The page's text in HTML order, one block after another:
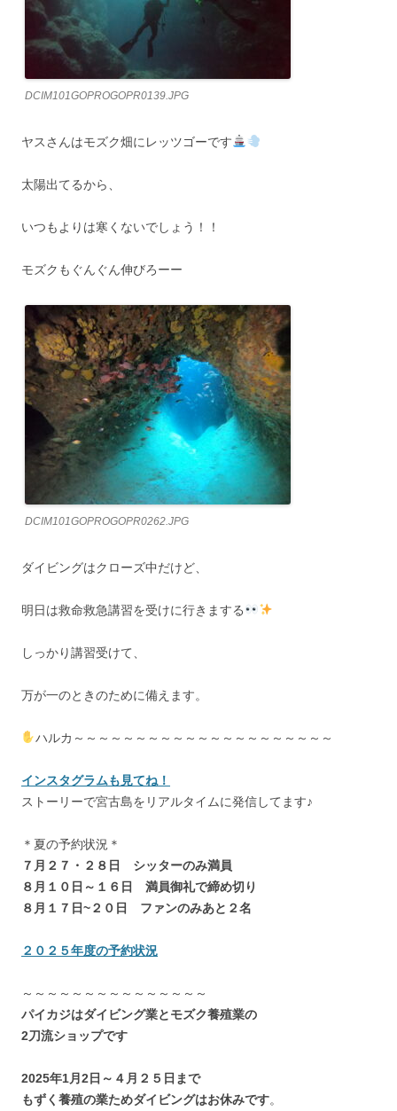
DCIM101GOPROGOPR0139.JPG
ヤスさんはモズク畑にレッツゴーです
太陽出てるから、
いつもよりは寒くないでしょう！！
モズクもぐんぐん伸びろーー
DCIM101GOPROGOPR0262.JPG
ダイビングはクローズ中だけど、
明日は救命救急講習を受けに行きまする
しっかり講習受けて、
万が一のときのために備えます。
ハルカ～～～～～～～～～～～～～～～～～～～～～
インスタグラムも見てね！
ストーリーで宮古島をリアルタイムに発信してます♪
＊夏の予約状況＊
７月２７・２８日 シッターのみ満員
８月１０日～１６日 満員御礼で締め切り
８月１７日~２０日 ファンのみあと２名
２０２５年度の予約状況
～～～～～～～～～～～～～～～
パイカジはダイビング業とモズク養殖業の
2刀流ショップです
2025年1月2日～４月２５日まで
もずく養殖の業ためダイビングはお休みです。